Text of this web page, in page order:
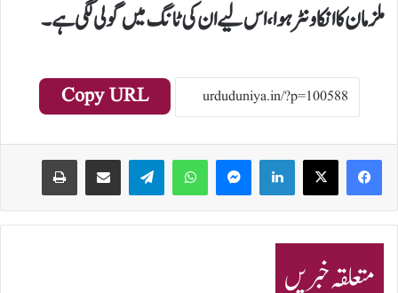
ملزمان کا انکاونٹر ہوا، اس لیے ان کی ٹانگ میں گولی لگی ہے۔
Copy URL
LinkedIn
WhatsApp
Telegram
متعلقہ خبریں